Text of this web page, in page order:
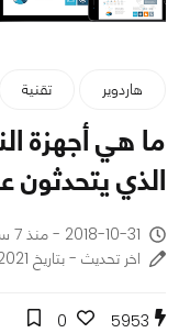
هاردوير تقنية
الذي يتحدثون
2018-10-31 - منذ 7 سنوات
اخر تحديث - بتاريخ 2021-07-28
5953
0